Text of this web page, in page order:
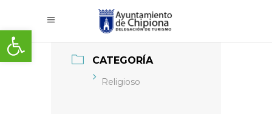
Abrir barra de herramientas
CATEGORÍA
Religioso